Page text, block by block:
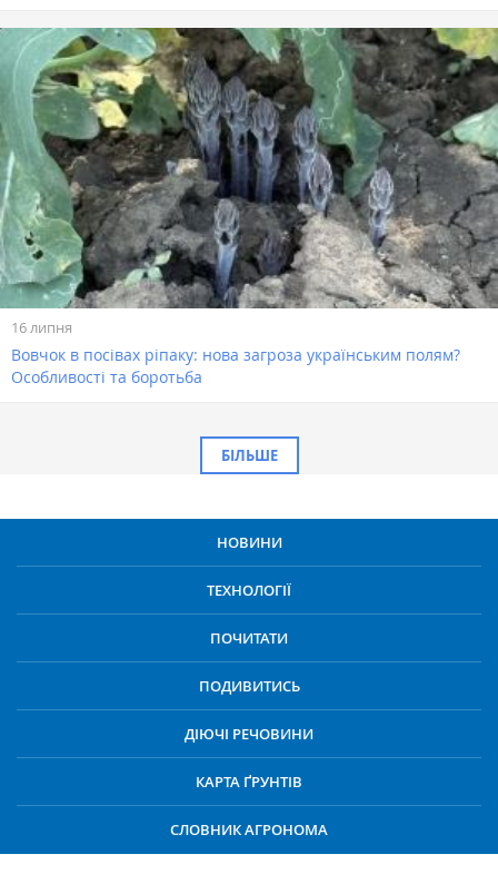
16 липня
Вовчок в посівах ріпаку: нова загроза українським полям?
Особливості та боротьба
БІЛЬШЕ
НОВИНИ
ТЕХНОЛОГІЇ
ПОЧИТАТИ
ПОДИВИТИСЬ
ДІЮЧІ РЕЧОВИНИ
КАРТА ҐРУНТІВ
СЛОВНИК АГРОНОМА